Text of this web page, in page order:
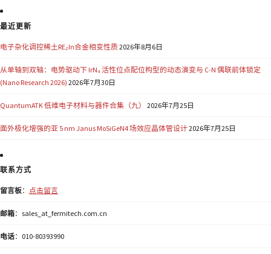
最近更新
电子杂化调控稀土RE₂In合金相变性质2026年8月6日
从单轴到双轴：电势驱动下 IrN₄ 活性位点配位构型的动态演变与 C-N 偶联前体锁定
(Nano Research 2026) 2026年7月30日
QuantumATK 低维电子材料与器件合集（九） 2026年7月25日
面外极化增强的亚 5 nm Janus MoSiGeN4 场效应晶体管设计2026年7月25日
联系方式
留言板： 点击留言
邮箱：sales_at_fermitech.com.cn
电话：010-80393990